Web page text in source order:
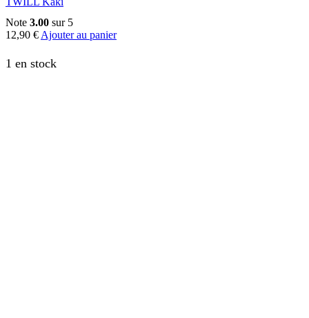
Note 3.00 sur 5
12,90 € Ajouter au panier
1 en stock